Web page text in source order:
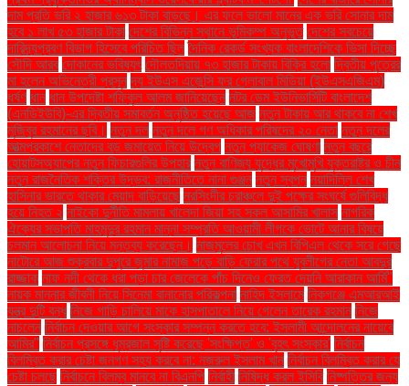
দাম প্রতি ভরি ২ হাজার ৬১৩ টাকা বাড়ছে। এর ফলে ভালো মানের এক ভরি সোনার দাম
হবে ১ লাখ ৫৩ হাজার টাকা দেশের বিভিন্ন স্থানে ভূমিকম্প অনুভূত দেশের সবচেয়ে
দারিদ্র্যপ্রবণ বিভাগ হিসেবে পরিচিত ছিল দৈনিক রেকর্ড সংখ্যক বাংলাদেশিকে ভিসা দিচ্ছে
সৌদি আরব দোকানের ভবিষ্যৎ দৌলতদিয়ায় ৭৩ হাজার টাকায় বিক্রি হলো দ্বিতীয় পুত্রের
মা হলেন অভিনেত্রী প্রসূন দ্য ইউএস এজেন্সি ফর গ্লোবাল মিডিয়া (ইউএসএজিএম)
ধর্ষণ ধান ধান উপদেষ্টা শফিকুল আলম জানিয়েছেন নটর ডেম ইউনিভার্সিটি বাংলাদেশ
(এনডিইউবি)-এর দ্বিতীয় সমাবর্তন অনুষ্ঠিত হয়েছে আজ নতুন টাকায় আর থাকবে না শেখ
মুজিবুর রহমানের ছবি। নতুন দল নতুন দলে গণ অধিকার পরিষদের ২০ নেতা নতুন দলের
আত্মপ্রকাশে নেতাদের বড় জমায়েত নিয়ে উদ্বেগ নতুন প্যাকেজ ঘোষণা নতুন বছরে
হোয়াটসঅ্যাপের নতুন ফিচারগুলির উপহার নতুন বাণিজ্য যুদ্ধের মুখোমুখি যুক্তরাষ্ট্র ও চীন
নতুন রাজনৈতিক শক্তির উদ্ভব: রাজনীতিতে নানা গুঞ্জন নতুন স্বপ্ন নয়াদিল্লি শেখ
হাসিনার ভারতে থাকার মেয়াদ বাড়িয়েছে নরসিংদীর চরাঞ্চলে দুই পক্ষের সংঘর্ষে গুলিবিদ্ধ
হয়ে নিহত ২ নাইকো দুর্নীতি মামলায় খালেদা জিয়া সহ সকল আসামির খালাস নাগরিক
ঐক্যের সভাপতি মাহমুদুর রহমান মান্না সম্প্রতি আওয়ামী লীগকে ভোটে আনার বিষয়ে
চলমান আলোচনা নিয়ে মন্তব্য করেছেন। নাজমুলের চোখ এখন বিপিএল থেকে সরে গেছে
নাটোরে আজ শুক্রবার দুপুরে জুমার নামাজ পড়ে বাড়ি ফেরার পথে যুবলীগের নেতা আবদুর
রাজ্জাক নাফ নদী থেকে ধরা পড়া চার জেলেকে পাঁচ দিনেও ফেরত দেয়নি আরাকান আর্মি"
নায়ক মান্নার জীবনী নিয়ে সিনেমা বানানোর পরিকল্পনা নাহিদ ইসলামে নিকগঞ্জে এমআরআই
যন্ত্র দুটি বন্ধ নিজে গাড়ি চালিয়ে মাকে হাসপাতালে নিয়ে গেলেন তারেক রহমান নিজে
নাচলেন নির্বাচন দেওয়ার আগে সংস্কার সম্পন্ন করতে হবে: ইসলামী আন্দোলনের নায়েবে
আমির" নির্বাচন প্রসঙ্গে ধূম্রজাল সৃষ্টি করেছে 'সংক্ষিপ্ত' ও 'বৃহৎ সংস্কার' নির্বাচন
বিলম্বিত করার চেষ্টা জনগণ সহ্য করবে না: নজরুল ইসলাম খান নির্বাচন বিলম্বিত করার যে
চেষ্টা চলছে নির্বাচনে বিলম্ব মানবে না বিএনপি নির্বাহী নিষিদ্ধ করল ইসিবি নিষ্পত্তির জন্য